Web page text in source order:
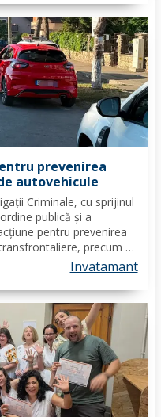
prevenirea
autovehicule
Criminale, cu sprijinul
publică și a
pentru prevenirea
precum și
și furturilor deInvatamant